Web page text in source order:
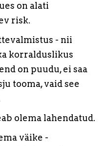
on alati
risk.
- nii
korralduslikus
on puudu, ei saa
tooma, vaid see
olema lahendatud.
väike -